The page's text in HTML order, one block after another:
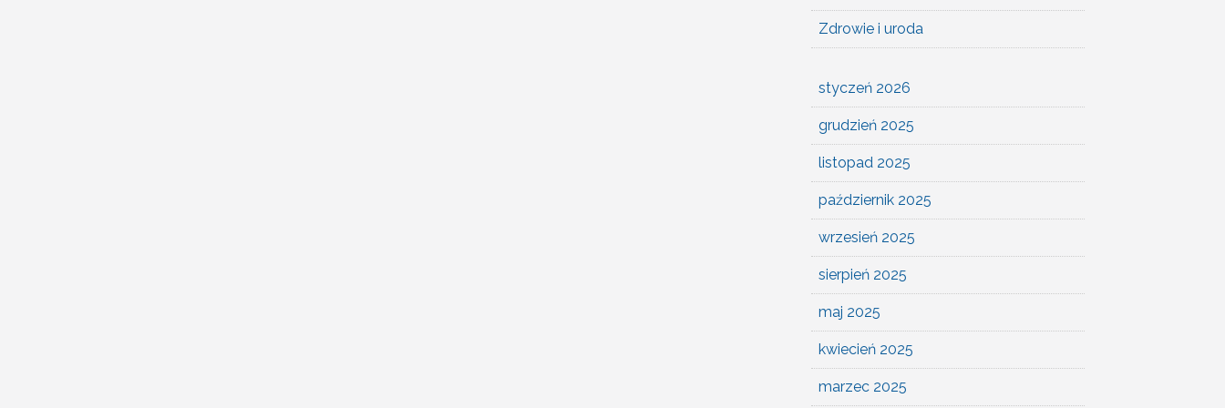
Zdrowie i uroda
styczeń 2026
grudzień 2025
listopad 2025
październik 2025
wrzesień 2025
sierpień 2025
maj 2025
kwiecień 2025
marzec 2025